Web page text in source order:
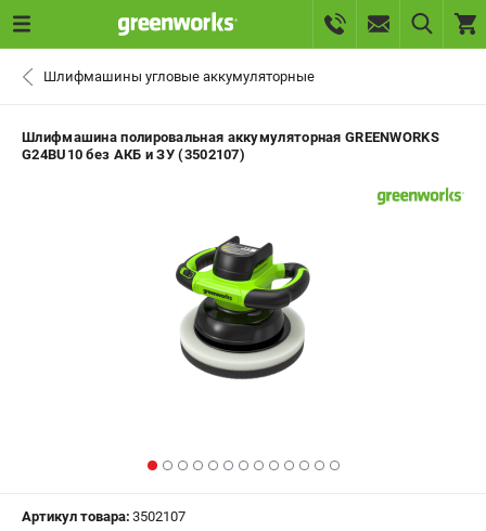
СРАВНЕНИЕ ( 0 )
ВХОД ИЛИ РЕГИСТРАЦИЯ
ЗАКАЗАТЬ ЗАПЧАСТЬ
- ЗАКАЗ ЗАПЧАСТЕЙ
0 ₽
Шлифмашины угловые аккумуляторные
Шлифмашина полировальная аккумуляторная GREENWORKS
G24BU10 без АКБ и ЗУ (3502107)
Артикул товара: 3502107